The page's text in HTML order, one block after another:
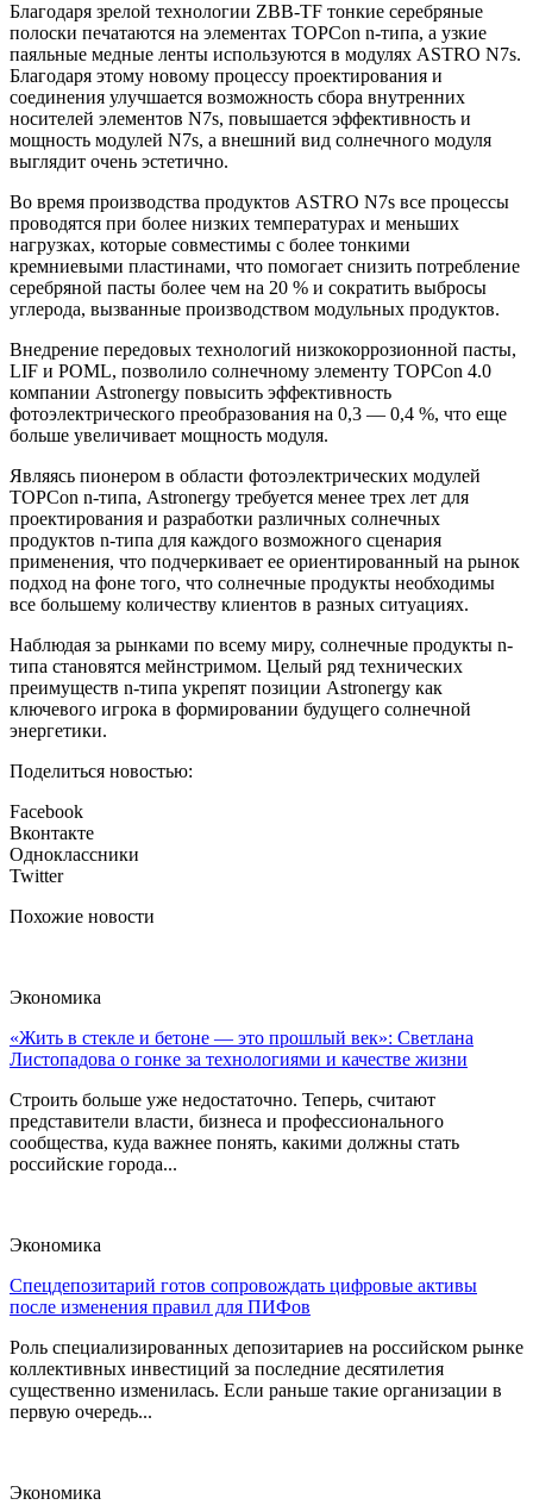
Благодаря зрелой технологии ZBB-TF тонкие серебряные
полоски печатаются на элементах TOPCon n-типа, а узкие
паяльные медные ленты используются в модулях ASTRO N7s.
Благодаря этому новому процессу проектирования и
соединения улучшается возможность сбора внутренних
носителей элементов N7s, повышается эффективность и
мощность модулей N7s, а внешний вид солнечного модуля
выглядит очень эстетично.
Во время производства продуктов ASTRO N7s все процессы
проводятся при более низких температурах и меньших
нагрузках, которые совместимы с более тонкими
кремниевыми пластинами, что помогает снизить потребление
серебряной пасты более чем на 20 % и сократить выбросы
углерода, вызванные производством модульных продуктов.
Внедрение передовых технологий низкокоррозионной пасты,
LIF и POML, позволило солнечному элементу TOPCon 4.0
компании Astronergy повысить эффективность
фотоэлектрического преобразования на 0,3 — 0,4 %, что еще
больше увеличивает мощность модуля.
Являясь пионером в области фотоэлектрических модулей
TOPCon n-типа, Astronergy требуется менее трех лет для
проектирования и разработки различных солнечных
продуктов n-типа для каждого возможного сценария
применения, что подчеркивает ее ориентированный на рынок
подход на фоне того, что солнечные продукты необходимы
все большему количеству клиентов в разных ситуациях.
Наблюдая за рынками по всему миру, солнечные продукты n-
типа становятся мейнстримом. Целый ряд технических
преимуществ n-типа укрепят позиции Astronergy как
ключевого игрока в формировании будущего солнечной
энергетики.
Поделиться новостью:
Facebook
Вконтакте
Одноклассники
Twitter
Похожие новости
Экономика
«Жить в стекле и бетоне — это прошлый век»: Светлана
Листопадова о гонке за технологиями и качестве жизни
Строить больше уже недостаточно. Теперь, считают
представители власти, бизнеса и профессионального
сообщества, куда важнее понять, какими должны стать
российские города...
Экономика
Спецдепозитарий готов сопровождать цифровые активы
после изменения правил для ПИФов
Роль специализированных депозитариев на российском рынке
коллективных инвестиций за последние десятилетия
существенно изменилась. Если раньше такие организации в
первую очередь...
Экономика